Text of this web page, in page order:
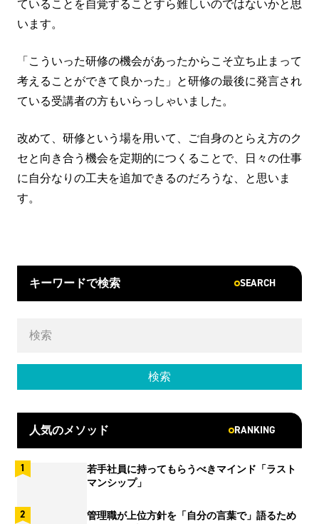
ていることを自覚することすら難しいのではないかと思
います。
「こういった研修の機会があったからこそ立ち止まって
考えることができて良かった」と研修の最後に発言され
ている受講者の方もいらっしゃいました。
改めて、研修という場を用いて、ご自身のとらえ方のク
セと向き合う機会を定期的につくることで、日々の仕事
に自分なりの工夫を追加できるのだろうな、と思いま
す。
キーワードで検索 SEARCH
人気のメソッド RANKING
若手社員に持ってもらうべきマインド「ラスト
マンシップ」
管理職が上位方針を「自分の言葉で」語るため